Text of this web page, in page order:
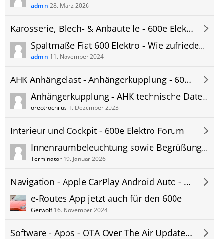
admin 28. März 2026
Karosserie, Blech- & Anbauteile - 600e Elektro Forum
Spaltmaße Fiat 600 Elektro - Wie zufrieden seid ihr? Probleme und Erfahrungen!
admin 11. November 2024
AHK Anhängelast - Anhängerkupplung - 600e Elektro Forum
Anhängerkupplung - AHK technische Daten Fiat 600 Elektro - Anhängelast Stützlast usw.
oreotrochilus 1. Dezember 2023
Interieur und Cockpit - 600e Elektro Forum
Innenraumbeleuchtung sowie Begrüßungsmodus u.s.w. funtionieren nicht
Terminator 19. Januar 2026
Navigation - Apple CarPlay Android Auto - Hifi - Telefon - 600e Elektro Forum
e-Routes App jetzt auch für den 600e
Gerwolf 16. November 2024
Software - Apps - OTA Over The Air Updates - 600e Elektro Forum